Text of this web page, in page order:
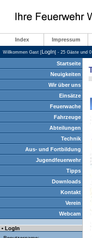
Index Impressum
Willkommen Gast [LogIn] - 25 Gäste und
Startseite
Neuigkeiten
Wir über uns
Einsätze
Feuerwache
Fahrzeuge
Abteilungen
Technik
Aus- und Fortbildung
Jugendfeuerwehr
Tipps
Downloads
Kontakt
Verein
Webcam
• LogIn